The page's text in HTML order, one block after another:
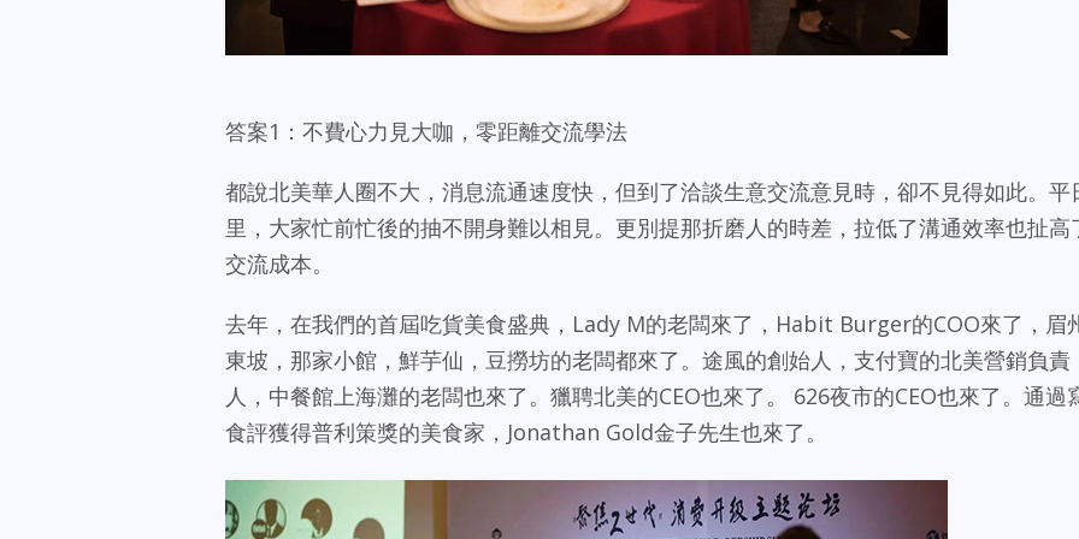
答案1：不費心力見大咖，零距離交流學法
都說北美華人圈不大，消息流通速度快，但到了洽談生意交流意見時，卻不見得如此。平
里，大家忙前忙後的抽不開身難以相見。更別提那折磨人的時差，拉低了溝通效率也扯高
交流成本。
去年，在我們的首屆吃貨美食盛典，Lady M的老闆來了，Habit Burger的COO來了，眉
東坡，那家小館，鮮芋仙，豆撈坊的老闆都來了。途風的創始人，支付寶的北美營銷負責
人，中餐館上海灘的老闆也來了。獵聘北美的CEO也來了。 626夜市的CEO也來了。通過
食評獲得普利策獎的美食家，Jonathan Gold金子先生也來了。